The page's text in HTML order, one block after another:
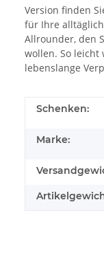
Version finden
für Ihre
Allrounder, den
wollen. So leicht
lebenslange
Schenken:
Marke: